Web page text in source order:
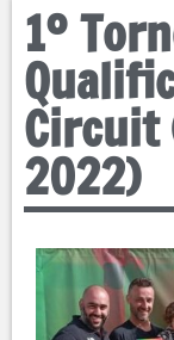
1º
Circuit
2022)